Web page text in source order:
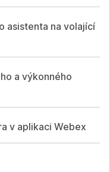
asistenta na volající
a výkonného
v aplikaci Webex